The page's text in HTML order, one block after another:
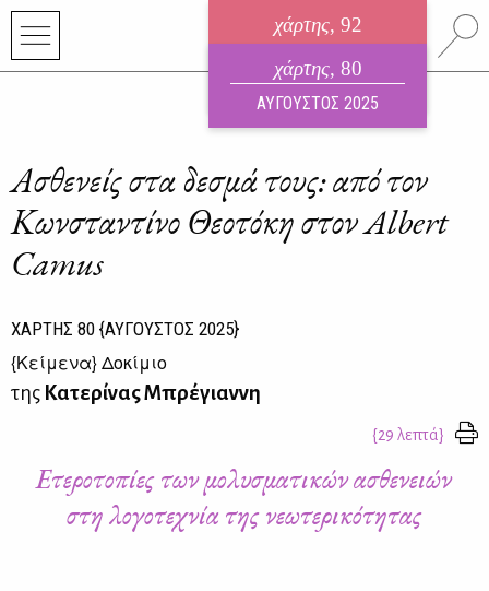
χάρτης, 92
ηλεκτρονικό περιοδικό
ΑΥΓΟΥΣΤΟΣ 2026
χάρτης, 80
ΑΥΓΟΥΣΤΟΣ 2025
Ασθενείς στα δεσμά τους: από τον
Κωνσταντίνο Θεοτόκη στον Albert
Camus
ΧΑΡΤΗΣ 80 {ΑΥΓΟΥΣΤΟΣ 2025}
{Κείμενα} Δοκίμιο
της Κατερίνας Μπρέγιαννη
{29 λεπτά}
Ετεροτοπίες των μολυσματικών ασθενειών
στη λογοτεχνία της νεωτερικότητας